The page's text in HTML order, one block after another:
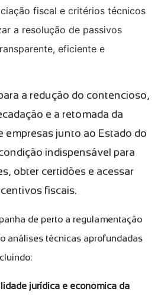
fiscal e critérios técnicos
a resolução de passivos
eficiente e
a redução do contencioso,
e a retomada da
empresas junto ao Estado do
indispensável para
obter certidões e acessar
fiscais.
de perto a regulamentação
análises técnicas aprofundadas
jurídica e econômica da